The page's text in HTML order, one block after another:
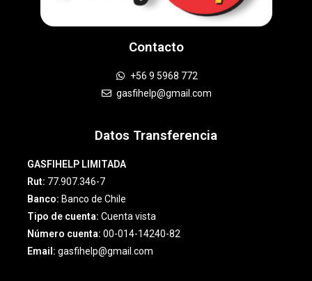
Contacto
+56 9 5968 772
gasfihelp@gmail.com
Datos Transferencia
GASFIHELP LIMITADA
Rut: 77.907.346-7
Banco: Banco de Chile
Tipo de cuenta: Cuenta vista
Número cuenta: 00-014-14240-82
Email: gasfihelp@gmail.com